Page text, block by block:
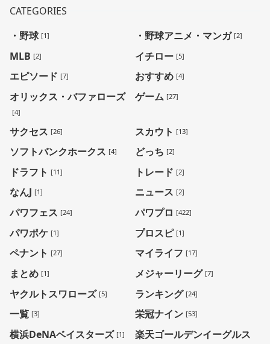
CATEGORIES
・野球 [1] ・野球アニメ・マンガ [2]
MLB [2] イチロー [5]
エピソード [7] おすすめ [4]
オリックス・バファローズ
[4]
ゲーム [27]
サクセス [26] スカウト [13]
ソフトバンクホークス [4] どっち [2]
ドラフト [11] トレード [2]
なんJ [1] ニュース [2]
パワフェス [24] パワプロ [422]
パワポケ [1] プロスピ [1]
ペナント [27] マイライフ [17]
まとめ [1] メジャーリーグ [7]
ヤクルトスワローズ [5] ランキング [24]
一覧 [3] 栄冠ナイン [53]
横浜DeNAベイスターズ [1] 楽天ゴールデンイーグルス